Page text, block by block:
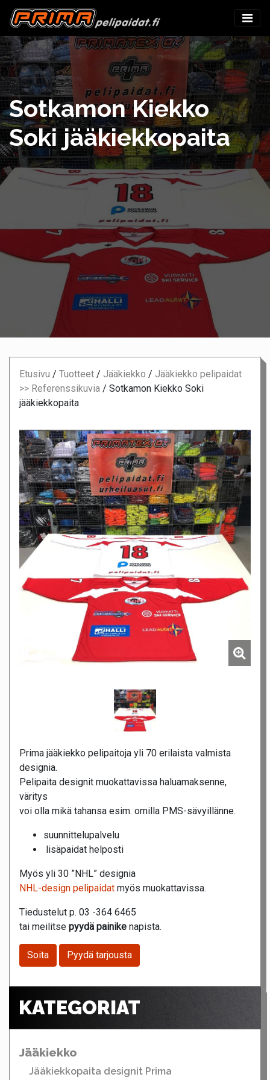
Sotkamon Kiekko
Soki jääkiekkopaita
Etusivu / Tuotteet / Jääkiekko / Jääkiekko pelipaidat
>> Referenssikuvia / Sotkamon Kiekko Soki
jääkiekkopaita
Prima jääkiekko pelipaitoja yli 70 erilaista valmista
designia.
Pelipaita designit muokattavissa haluamaksenne,
väritys
voi olla mikä tahansa esim. omilla PMS-sävyillänne.
suunnittelupalvelu
lisäpaidat helposti
Myös yli 30 ”NHL” designia
NHL-design pelipaidat myös muokattavissa.
Tiedustelut p. 03 -364 6465
tai meilitse pyydä painike napista.
Soita Pyydä tarjousta
KATEGORIAT
Jääkiekko
Jääkiekkopaita designit Prima